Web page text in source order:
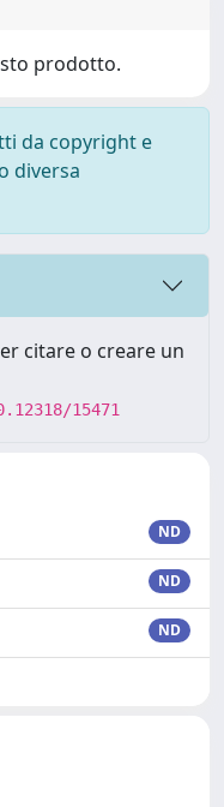
prodotto.
da copyright e
diversa
citare o creare un
15471
ND
ND
ND